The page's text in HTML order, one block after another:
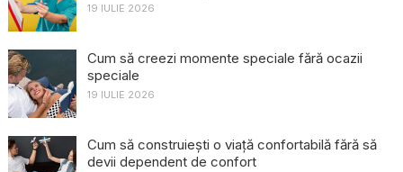
19 IULIE 2026
Cum să creezi momente speciale fără ocazii
speciale
19 IULIE 2026
Cum să construiești o viață confortabilă fără să
devii dependent de confort